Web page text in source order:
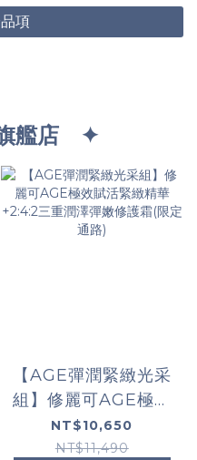
項
艦店 ✦
【AGE彈潤緊緻光采
組】修麗可AGE極效
賦活緊緻精華+2:4:2
三重潤澤彈嫩修護霜
NT$10,650
NT$11,490